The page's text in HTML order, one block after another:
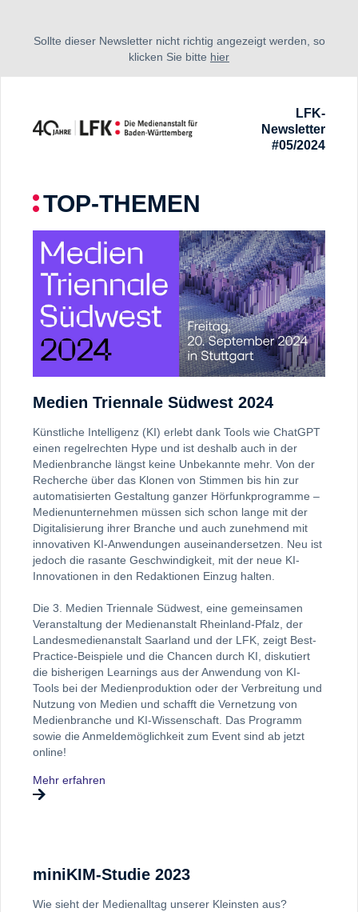
Sollte dieser Newsletter nicht richtig angezeigt werden, so
klicken Sie bitte hier
LFK-
Newsletter
#05/2024
TOP-THEMEN
Medien Triennale Südwest 2024
Künstliche Intelligenz (KI) erlebt dank Tools wie ChatGPT
einen regelrechten Hype und ist deshalb auch in der
Medienbranche längst keine Unbekannte mehr. Von der
Recherche über das Klonen von Stimmen bis hin zur
automatisierten Gestaltung ganzer Hörfunkprogramme –
Medienunternehmen müssen sich schon lange mit der
Digitalisierung ihrer Branche und auch zunehmend mit
innovativen KI-Anwendungen auseinandersetzen. Neu ist
jedoch die rasante Geschwindigkeit, mit der neue KI-
Innovationen in den Redaktionen Einzug halten.
Die 3. Medien Triennale Südwest, eine gemeinsamen
Veranstaltung der Medienanstalt Rheinland-Pfalz, der
Landesmedienanstalt Saarland und der LFK, zeigt Best-
Practice-Beispiele und die Chancen durch KI, diskutiert
die bisherigen Learnings aus der Anwendung von KI-
Tools bei der Medienproduktion oder der Verbreitung und
Nutzung von Medien und schafft die Vernetzung von
Medienbranche und KI-Wissenschaft. Das Programm
sowie die Anmeldemöglichkeit zum Event sind ab jetzt
online!
Mehr erfahren
miniKIM-Studie 2023
Wie sieht der Medienalltag unserer Kleinsten aus?